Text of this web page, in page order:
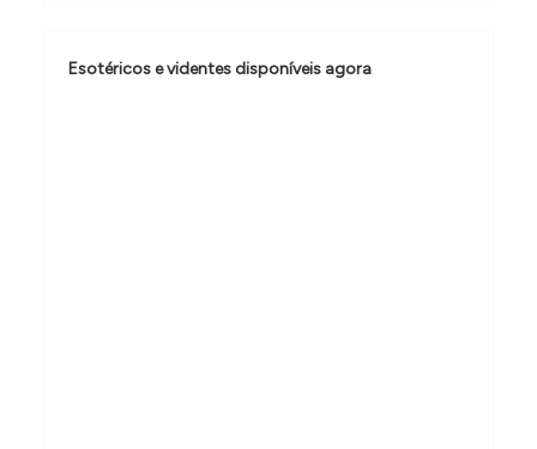
o
d
Esotéricos e videntes disponíveis agora